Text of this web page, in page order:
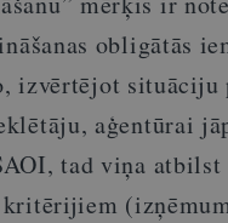
obligātās
izvērtējot situāciju
aģentūrai
tad viņa atbilst
kritērijiem